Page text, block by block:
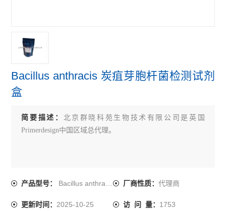
Bacillus anthracis 炭疽芽胞杆菌检测试剂
盒
简要描述： 北京群晓科苑生物技术有限公司是英国
Primerdesign中国区域总代理。
产品型号： Bacillus anthracis 厂商性质： 代理商
更新时间：2025-10-25 访 问 量： 1753